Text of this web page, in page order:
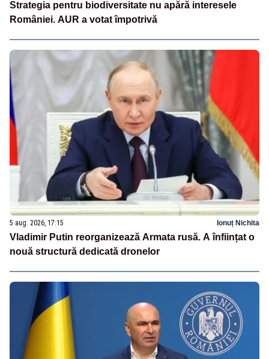
Strategia pentru biodiversitate nu apără interesele
României. AUR a votat împotrivă
5 aug. 2026, 17:15 Ionuț Nichita
Vladimir Putin reorganizează Armata rusă. A înființat o
nouă structură dedicată dronelor